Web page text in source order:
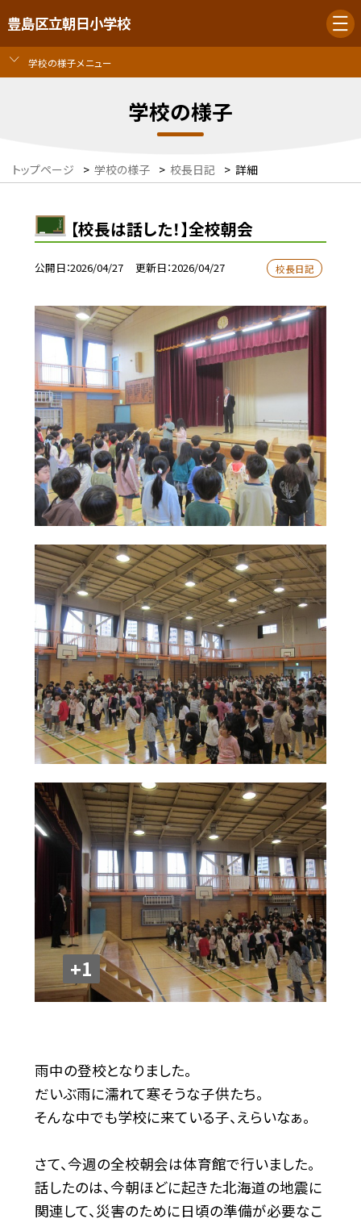
豊島区立朝日小学校
学校の様子メニュー
学校の様子
トップページ > 学校の様子 > 校長日記 > 詳細
【校長は話した！】全校朝会
公開日 2026/04/27 更新日 2026/04/27 校長日記
+1
雨中の登校となりました。
だいぶ雨に濡れて寒そうな子供たち。
そんな中でも学校に来ている子、えらいなぁ。
さて、今週の全校朝会は体育館で行いました。
話したのは、今朝ほどに起きた北海道の地震に
関連して、災害のために日頃の準備が必要なこ